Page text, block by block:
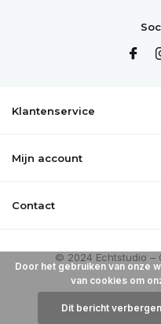
Klantenservice
Mijn account
Contact
Door het gebruiken van onze
van cookies om
Dit bericht verbergen